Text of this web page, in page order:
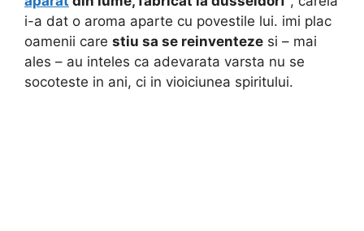
i-a dat o aroma aparte cu povestile lui. imi plac
oamenii care stiu sa se reinventeze si – mai
ales – au inteles ca adevarata varsta nu se
socoteste in ani, ci in vioiciunea spiritului.